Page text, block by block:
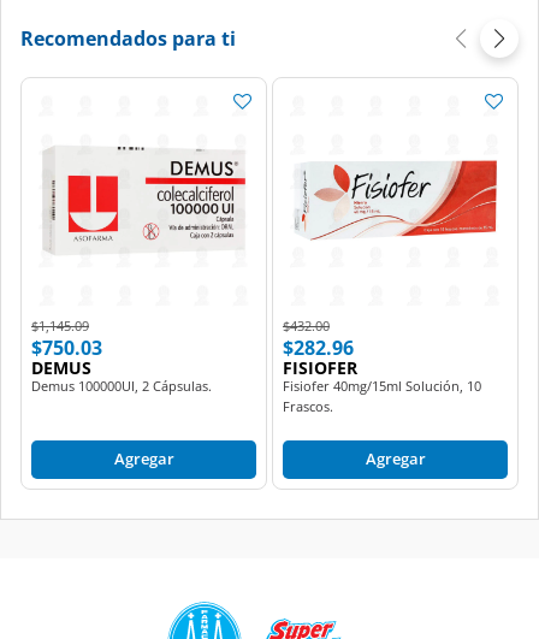
Recomendados para ti
Price reduced from
$1,145.09to
$750.03
DEMUS
Demus 100000UI, 2 Cápsulas.
Agregar
Price reduced from
$432.00to
$282.96
FISIOFER
Fisiofer 40mg/15ml Solución, 10
Frascos.
Agregar